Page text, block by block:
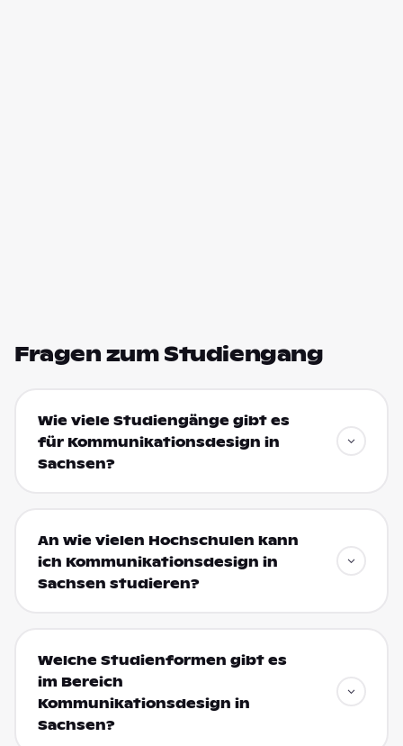
Fragen zum Studiengang
Wie viele Studiengänge gibt es
für Kommunikationsdesign in
Sachsen?
An wie vielen Hochschulen kann
ich Kommunikationsdesign in
Sachsen studieren?
Welche Studienformen gibt es
im Bereich
Kommunikationsdesign in
Sachsen?